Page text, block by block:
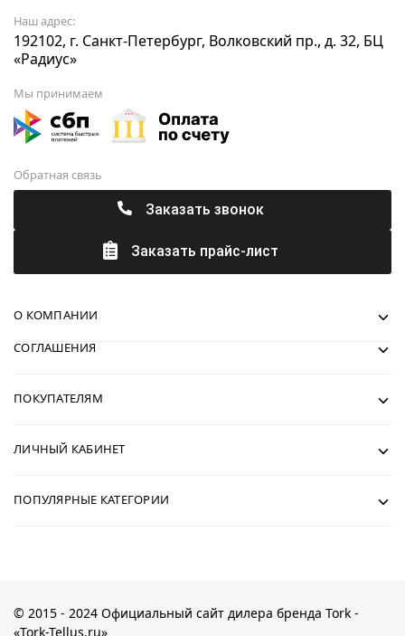
Наш адрес:
192102, г. Санкт-Петербург, Волковский пр., д. 32, БЦ
«Радиус»
Мы принимаем
Обратная связь
Заказать звонок
Заказать прайс-лист
О КОМПАНИИ
СОГЛАШЕНИЯ
ПОКУПАТЕЛЯМ
ЛИЧНЫЙ КАБИНЕТ
ПОПУЛЯРНЫЕ КАТЕГОРИИ
© 2015 - 2024 Официальный сайт дилера бренда Tork -
«Tork-Tellus.ru»